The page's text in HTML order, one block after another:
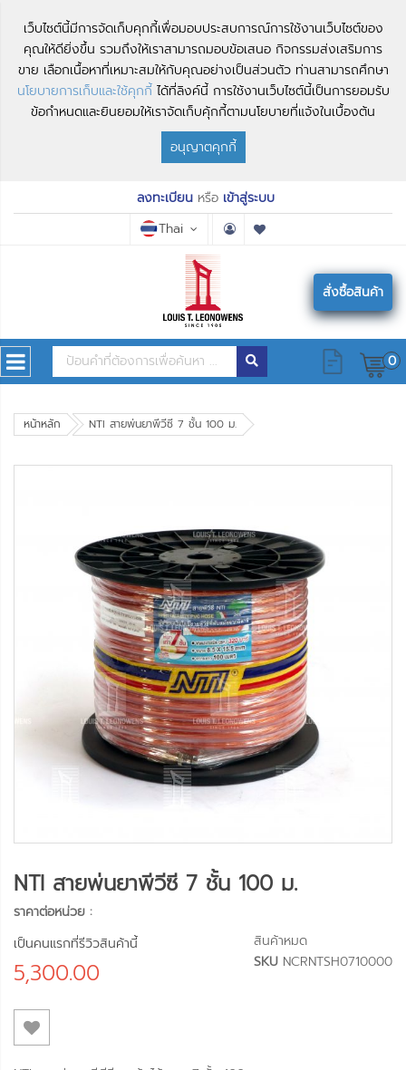
เว็บไซต์นี้มีการจัดเก็บคุกกี้เพื่อมอบประสบการณ์การใช้งานเว็บไซต์ของ
คุณให้ดียิ่งขึ้น รวมถึงให้เราสามารถมอบข้อเสนอ กิจกรรมส่งเสริมการ
ขาย เลือกเนื้อหาที่เหมาะสมให้กับคุณอย่างเป็นส่วนตัว ท่านสามารถศึกษา
นโยบายการเก็บและใช้คุกกี้ ได้ที่ลิงค์นี้ การใช้งานเว็บไซต์นี้เป็นการยอมรับ
ข้อกำหนดและยินยอมให้เราจัดเก็บคุ้กกี้ตามนโยบายที่แจ้งในเบื้องต้น
อนุญาตคุกกี้
ลงทะเบียนหรือ เข้าสู่ระบบ
Thai
สั่งซื้อสินค้า
0
หน้าหลัก NTI สายพ่นยาพีวีซี 7 ชั้น 100 ม.
NTI สายพ่นยาพีวีซี 7 ชั้น 100 ม.
ราคาต่อหน่วย :
สินค้าหมด
SKU NCRNTSH0710000
เป็นคนแรกที่รีวิวสินค้านี้
5,300.00